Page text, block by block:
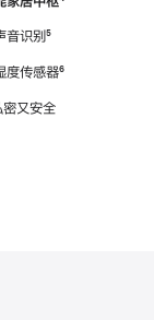
音识别脚
⁵
度传感器脚
⁶
密又安全